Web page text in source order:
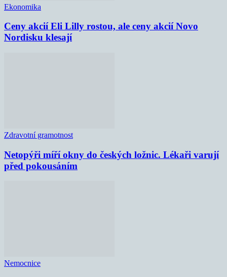
Ekonomika
Ceny akcií Eli Lilly rostou, ale ceny akcií Novo
Nordisku klesají
Zdravotní gramotnost
Netopýři míří okny do českých ložnic. Lékaři varují
před pokousáním
Nemocnice